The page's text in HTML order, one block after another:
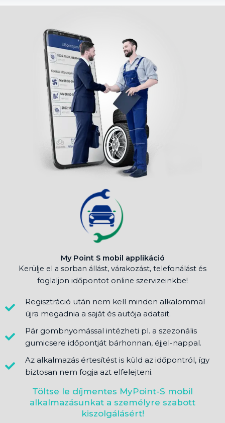
My Point S mobil applikáció
Kerülje el a sorban állást, várakozást, telefonálást és
foglaljon időpontot online szervizeinkbe!
Regisztráció után nem kell minden alkalommal
újra megadnia a saját és autója adatait.
Pár gombnyomással intézheti pl. a szezonális
gumicsere időpontját bárhonnan, éjjel-nappal.
Az alkalmazás értesítést is küld az időpontról, így
biztosan nem fogja azt elfelejteni.
Töltse le díjmentes MyPoint-S mobil
alkalmazásunkat a személyre szabott
kiszolgálásért!